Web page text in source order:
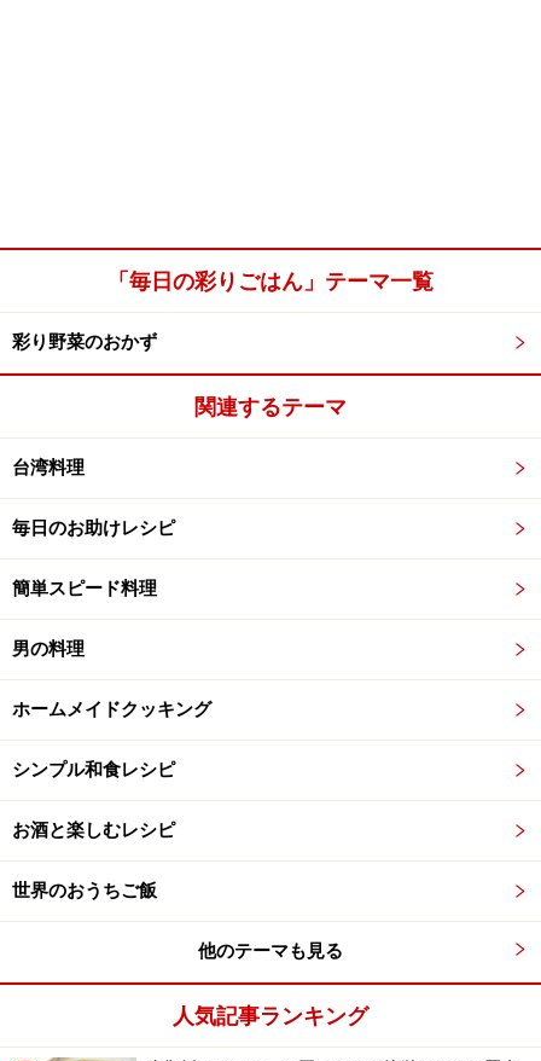
「毎日の彩りごはん」テーマ一覧
彩り野菜のおかず
関連するテーマ
台湾料理
毎日のお助けレシピ
簡単スピード料理
男の料理
ホームメイドクッキング
シンプル和食レシピ
お酒と楽しむレシピ
世界のおうちご飯
他のテーマも見る
人気記事ランキング